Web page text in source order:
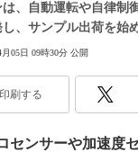
は、自動運転や自律制
、サンプル出荷を始
月05日 09時30分 公開
印刷する
センサーや加速度